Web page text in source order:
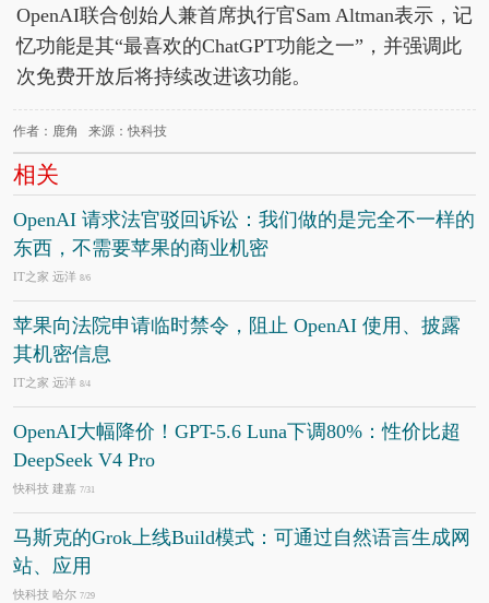
OpenAI联合创始人兼首席执行官Sam Altman表示，记
忆功能是其“最喜欢的ChatGPT功能之一”，并强调此
次免费开放后将持续改进该功能。
作者：鹿角 来源：快科技
相关
OpenAI 请求法官驳回诉讼：我们做的是完全不一样的
东西，不需要苹果的商业机密
IT之家 远洋 8/6
苹果向法院申请临时禁令，阻止 OpenAI 使用、披露
其机密信息
IT之家 远洋 8/4
OpenAI大幅降价！GPT-5.6 Luna下调80%：性价比超
DeepSeek V4 Pro
快科技 建嘉 7/31
马斯克的Grok上线Build模式：可通过自然语言生成网
站、应用
快科技 哈尔 7/29